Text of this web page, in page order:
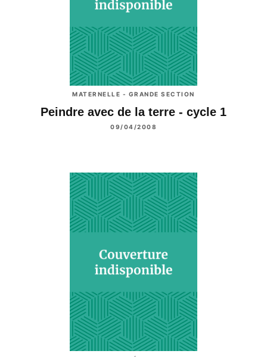
MATERNELLE - GRANDE SECTION
Peindre avec de la terre - cycle 1
09/04/2008